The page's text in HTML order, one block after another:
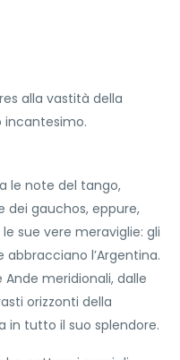
alla vastità della
incantesimo.
le note del tango,
dei gauchos, eppure,
sue vere meraviglie: gli
l’Argentina.
meridionali, dalle
orizzonti della
in tutto il suo splendore.